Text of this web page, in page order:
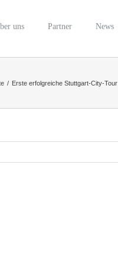
uns Partner News
/ Erste erfolgreiche Stuttgart-City-Tour